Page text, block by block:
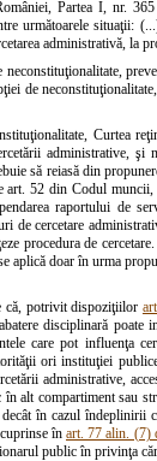
Partea I, nr.
următoarele situaţii:
administrativă, la
neconstituţionalitate,
de
Curtea
administrative,
să reiasă din
art. 52 din Codul
raportului de
de cercetare
procedura de
aplică doar în urma
că, potrivit dispoziţiilor
disciplinară poate
care pot influenţa
ori instituţiei
administrative,
alt compartiment sau
în cazul
în art. 77 alin. (7)
public în privinţa